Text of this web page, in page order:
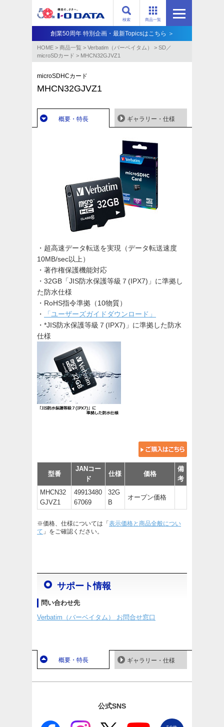
商品一覧
検索
創業50周年 特別企画・最新Topicsはこちら ＞
HOME > 商品一覧 > Verbatim（バーベイタム） > SD／
microSDカード > MHCN32GJVZ1
microSDHCカード
MHCN32GJVZ1
概要・特長 ギャラリー・仕様
・超高速データ転送を実現（データ転送速度
10MB/sec以上）
・著作権保護機能対応
・32GB「JIS防水保護等級７(IPX7)」に準拠し
た防水仕様
・RoHS指令準拠（10物質）
・
「ユーザーズガイドダウンロード」
・*JIS防水保護等級７(IPX7)」に準拠した防水
仕様
型番
JANコー
ド
仕様 価格
備
考
MHCN32
GJVZ1
49913480
67069
32G
B
オープン価格
※価格、仕様については「 表示価格と商品全般につい
て 」をご確認ください。
サポート情報
問い合わせ先
Verbatim（バーベイタム） お問合せ窓口
概要・特長 ギャラリー・仕様
公式SNS